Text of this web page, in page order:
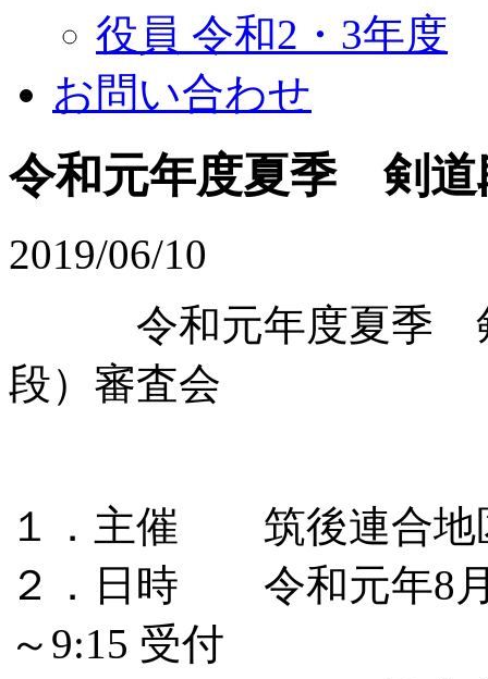
役員 令和2・3年度
お問い合わせ
令和元年度夏季 剣道
2019/06/10
令和元年度夏季 剣
段）審査会
１．主催 筑後連合地
２．日時 令和元年8月
～9:15 受付